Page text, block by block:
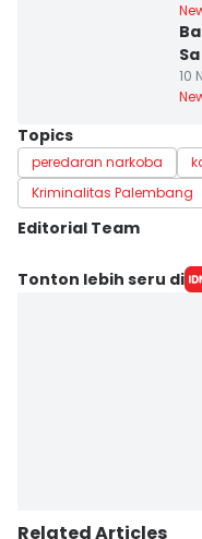
10
Topics
peredaran narkoba
Kriminalitas Palembang
Editorial Team
Editor
Tonton lebih seru di
Related Articles